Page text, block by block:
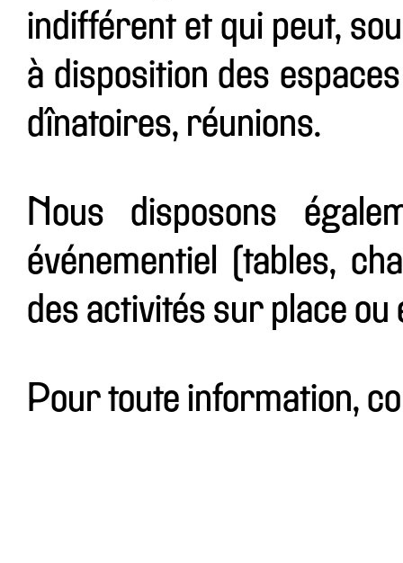
indifférent et qui peut,
à disposition des
dînatoires, réunions.
Nous disposons
événementiel (tables,
des activités sur place
Pour toute information,